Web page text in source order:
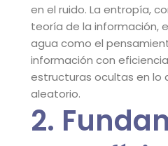
en el ruido. La entropía,
teoría de la información,
agua como el
información con
estructuras ocultas en lo
aleatorio.
2.